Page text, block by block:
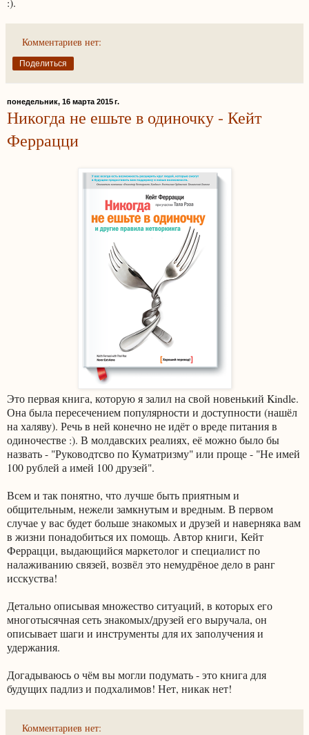
Комментариев нет:
Поделиться
понедельник, 16 марта 2015 г.
Никогда не ешьте в одиночку - Кейт
Феррацци
Это первая книга, которую я залил на свой новенький Kindle.
Она была пересечением популярности и доступности (нашёл
на халяву). Речь в ней конечно не идёт о вреде питания в
одиночестве :). В молдавских реалиях, её можно было бы
назвать - "Руководтсво по Куматризму" или проще - "Не имей
100 рублей а имей 100 друзей".
Всем и так понятно, что лучше быть приятным и
общительным, нежели замкнутым и вредным. В первом
случае у вас будет больше знакомых и друзей и наверняка вам
в жизни понадобиться их помощь. Автор книги, Кейт
Феррацци, выдающийся маркетолог и специалист по
налаживанию связей, возвёл это немудрёное дело в ранг
исскуства!
Детально описывая множество ситуаций, в которых его
многотысячная сеть знакомых/друзей его выручала, он
описывает шаги и инструменты для их заполучения и
удержания.
Догадываюсь о чём вы могли подумать - это книга для
будущих падлиз и подхалимов! Нет, никак нет!
Комментариев нет: